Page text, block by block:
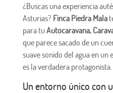
¿Buscas una experiencia
Asturias? Finca Piedra Mala
para tuAutocaravana,
que parece sacado de un
suave sonido del agua en
es la verdadera protagonista.
Un entorno único con